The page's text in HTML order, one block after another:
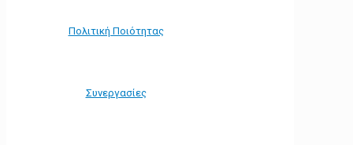
Πολιτική Ποιότητας
Συνεργασίες